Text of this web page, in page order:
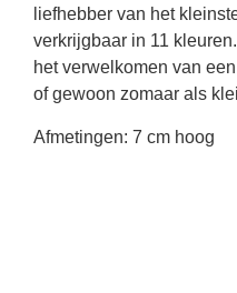
liefhebber van het
verkrijgbaar in 11
het verwelkomen van
of gewoon zomaar als
Afmetingen: 7 cm hoog